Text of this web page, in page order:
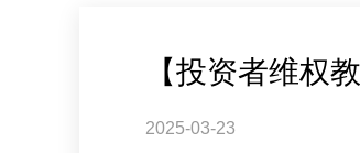
【投资者维权
2025-03-23